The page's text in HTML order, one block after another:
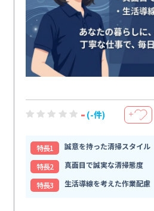
- (-件) ＋
特⻑1
誠意を持った清掃スタイル
特⻑2
真面目で誠実な清掃態度
特⻑3
生活導線を考えた作業配慮